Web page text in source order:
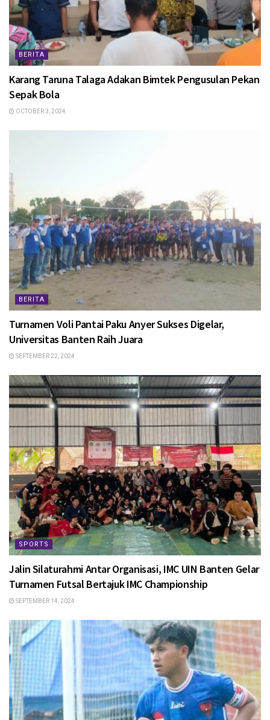
BERITA
Karang Taruna Talaga Adakan Bimtek Pengusulan Pekan
Sepak Bola
OCTOBER 3, 2024
BERITA
Turnamen Voli Pantai Paku Anyer Sukses Digelar,
Universitas Banten Raih Juara
SEPTEMBER 22, 2024
SPORTS
Jalin Silaturahmi Antar Organisasi, IMC UIN Banten Gelar
Turnamen Futsal Bertajuk IMC Championship
SEPTEMBER 14, 2024